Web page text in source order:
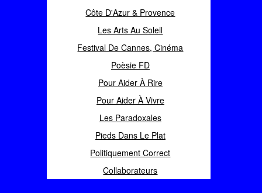
Côte D'Azur & Provence
Les Arts Au Soleil
Festival De Cannes, Cinéma
Poèsie FD
Pour Aider À Rire
Pour Aider À Vivre
Les Paradoxales
Pieds Dans Le Plat
Politiquement Correct
Collaborateurs